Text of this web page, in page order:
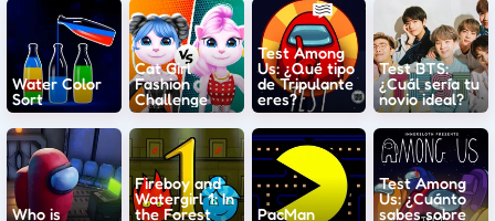
Water Color
Sort
Cat Girl
Fashion
Challenge
Test Among
Us: ¿Qué tipo
de Tripulante
eres?
Test BTS:
¿Cuál sería tu
novio ideal?
Who is
Fireboy and
Watergirl 1: In
the Forest
PacMan
Test Among
Us: ¿Cuánto
sabes sobre